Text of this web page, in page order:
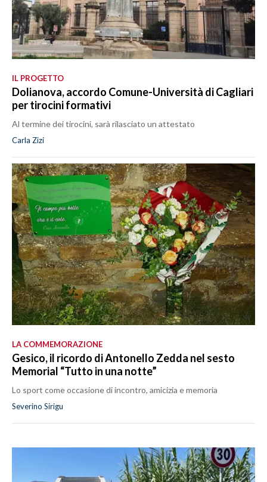
IL PROGETTO
Dolianova, accordo Comune-Università di Cagliari
per tirocini formativi
Al termine dei tirocini, sarà rilasciato un attestato
Carla Zizi
LA COMMEMORAZIONE
Gesico, il ricordo di Antonello Zedda nel sesto
Memorial “Tutto in una notte”
Lo sport come occasione di incontro, amicizia e memoria
Severino Sirigu